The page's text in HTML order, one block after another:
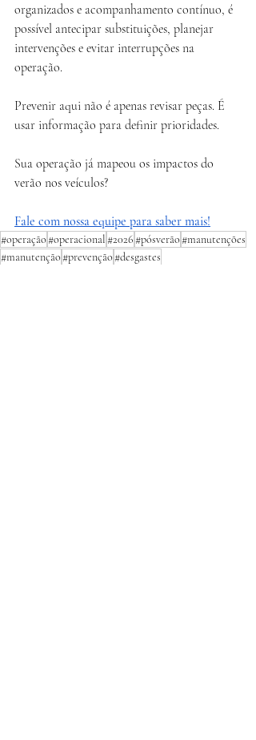
organizados e acompanhamento contínuo, é
possível antecipar substituições, planejar
intervenções e evitar interrupções na
operação.
Prevenir aqui não é apenas revisar peças. É
usar informação para definir prioridades.
Sua operação já mapeou os impactos do
verão nos veículos?
Fale com nossa equipe para saber mais!
#operação#operacional#2026#pósverão#manutenções
#manutenção#prevenção#desgastes